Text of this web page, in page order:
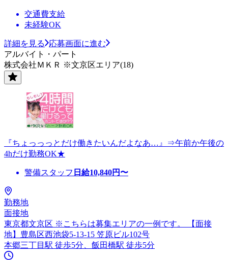
交通費支給
未経験OK
詳細を見る
応募画面に進む
アルバイト・パート
株式会社ＭＫＲ ※文京区エリア(18)
『ちょっっっとだけ働きたいんだよなあ…』⇒午前か午後の
4hだけ勤務OK★
警備スタッフ 日給10,840円〜
勤務地
面接地
東京都文京区 ※こちらは募集エリアの一例です。 【面接
地】豊島区西池袋5-13-15 笠原ビル102号
本郷三丁目駅 徒歩5分、飯田橋駅 徒歩5分